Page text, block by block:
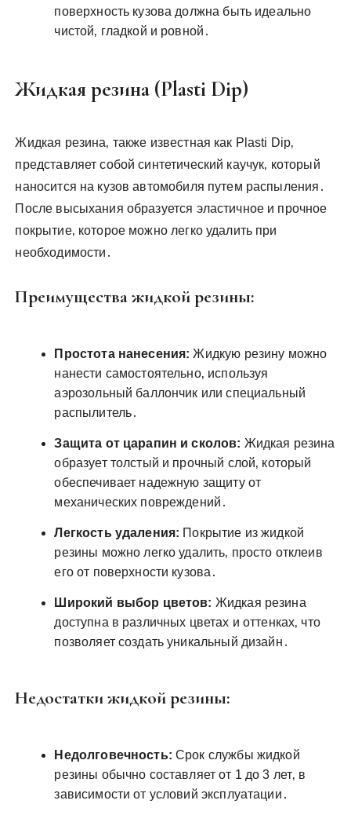
поверхность кузова должна быть идеально
чистой‚ гладкой и ровной․
Жидкая резина (Plasti Dip)
Жидкая резина‚ также известная как Plasti Dip‚
представляет собой синтетический каучук‚ который
наносится на кузов автомобиля путем распыления․
После высыхания образуется эластичное и прочное
покрытие‚ которое можно легко удалить при
необходимости․
Преимущества жидкой резины:
Простота нанесения: Жидкую резину можно
нанести самостоятельно‚ используя
аэрозольный баллончик или специальный
распылитель․
Защита от царапин и сколов: Жидкая резина
образует толстый и прочный слой‚ который
обеспечивает надежную защиту от
механических повреждений․
Легкость удаления: Покрытие из жидкой
резины можно легко удалить‚ просто отклеив
его от поверхности кузова․
Широкий выбор цветов: Жидкая резина
доступна в различных цветах и оттенках‚ что
позволяет создать уникальный дизайн․
Недостатки жидкой резины:
Недолговечность: Срок службы жидкой
резины обычно составляет от 1 до 3 лет‚ в
зависимости от условий эксплуатации․